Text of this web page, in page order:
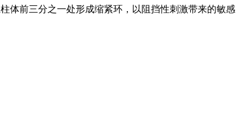
体前三分之一处形成缩紧环，以阻挡性刺激带来的敏感